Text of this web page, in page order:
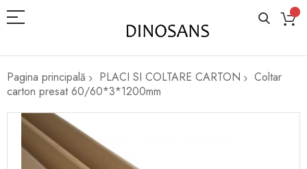
Pagina principală PLACI SI COLTARE CARTON
Coltar
carton presat 60/60*3*1200mm
Skip
end